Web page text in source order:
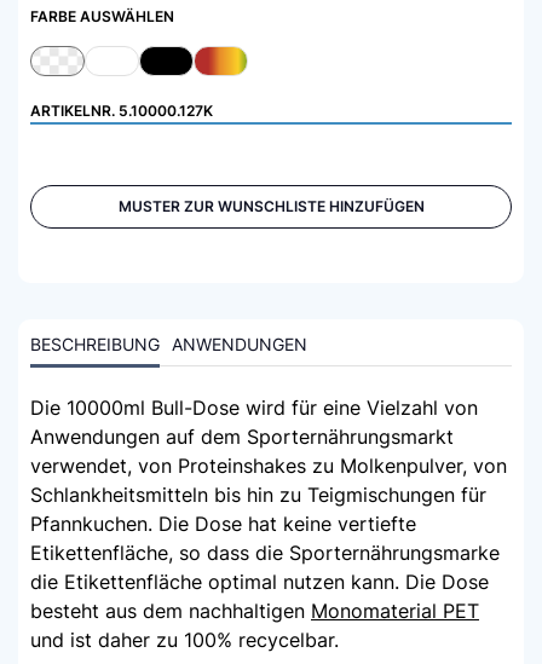
FARBE AUSWÄHLEN
ARTIKELNR. 5.10000.127K
MUSTER ZUR WUNSCHLISTE HINZUFÜGEN
BESCHREIBUNG ANWENDUNGEN
Die 10000ml Bull-Dose wird für eine Vielzahl von
Anwendungen auf dem Sporternährungsmarkt
verwendet, von Proteinshakes zu Molkenpulver, von
Schlankheitsmitteln bis hin zu Teigmischungen für
Pfannkuchen. Die Dose hat keine vertiefte
Etikettenfläche, so dass die Sporternährungsmarke
die Etikettenfläche optimal nutzen kann. Die Dose
besteht aus dem nachhaltigen Monomaterial PET
und ist daher zu 100% recycelbar.